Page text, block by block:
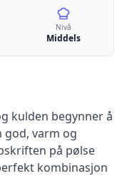
Nivå
Middels
kulden begynner å
god, varm og
på pølse
kombinasjon